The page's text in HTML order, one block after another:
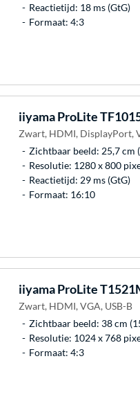
Reactietijd: 18 ms (GtG)
Formaat: 4:3
iiyamaProLite
Zwart, HDMI, DisplayPort,
Zichtbaar beeld: 25,7 cm
Resolutie: 1280 x 800
Reactietijd: 29 ms (GtG)
Formaat: 16:10
iiyamaProLite
Zwart, HDMI, VGA, USB-B
Zichtbaar beeld: 38 cm
Resolutie: 1024 x 768
Formaat: 4:3